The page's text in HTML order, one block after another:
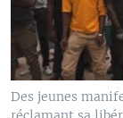
Des jeunes